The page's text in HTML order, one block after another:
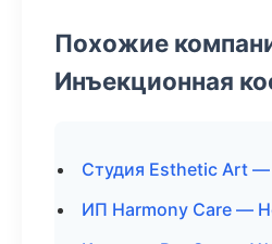
Похожие
Инъекционная
Студия Esthetic Art
ИП Harmony Care —